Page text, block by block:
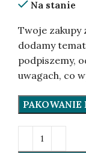
Na stanie
Twoje zakupy
dodamy
podpiszemy,
uwagach, co
PAKOWANIE